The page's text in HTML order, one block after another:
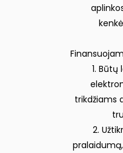
1.
trikdžiams
2.